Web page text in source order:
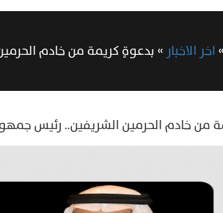
»اخر الاخبار »بدعوةٍ كريمة من خادم
من خادم الحرمين الشريفين.. رئيس